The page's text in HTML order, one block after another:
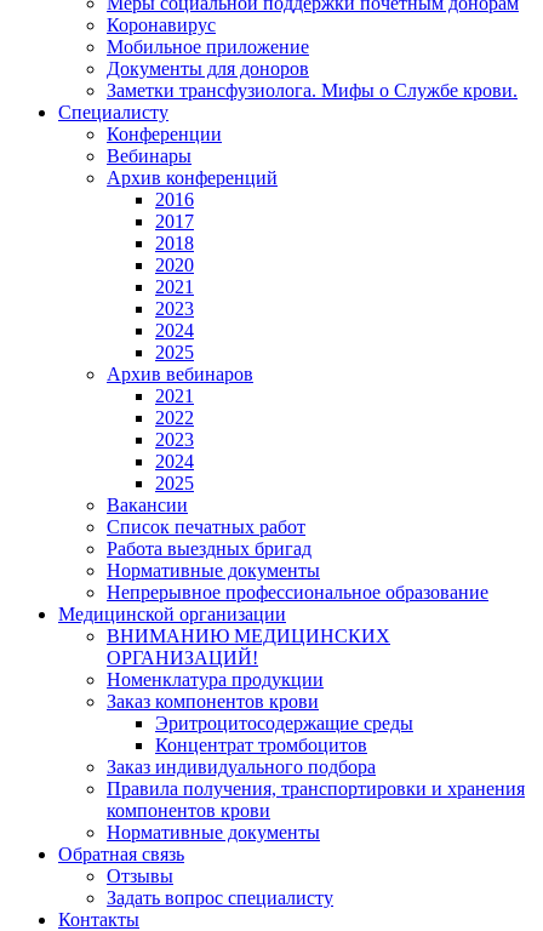
Коронавирус
Мобильное приложение
Документы для доноров
Заметки трансфузиолога. Мифы о Службе крови.
Специалисту
Конференции
Вебинары
Архив конференций
2016
2017
2018
2020
2021
2023
2024
2025
Архив вебинаров
2021
2022
2023
2024
2025
Вакансии
Список печатных работ
Работа выездных бригад
Нормативные документы
Непрерывное профессиональное образование
Медицинской организации
ВНИМАНИЮ МЕДИЦИНСКИХ
ОРГАНИЗАЦИЙ!
Номенклатура продукции
Заказ компонентов крови
Эритроцитосодержащие среды
Концентрат тромбоцитов
Заказ индивидуального подбора
Правила получения, транспортировки и хранения
компонентов крови
Нормативные документы
Обратная связь
Отзывы
Задать вопрос специалисту
Контакты